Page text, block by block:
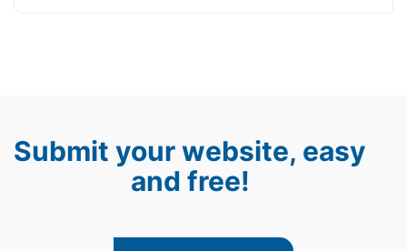
Submit your website, easy
and free!